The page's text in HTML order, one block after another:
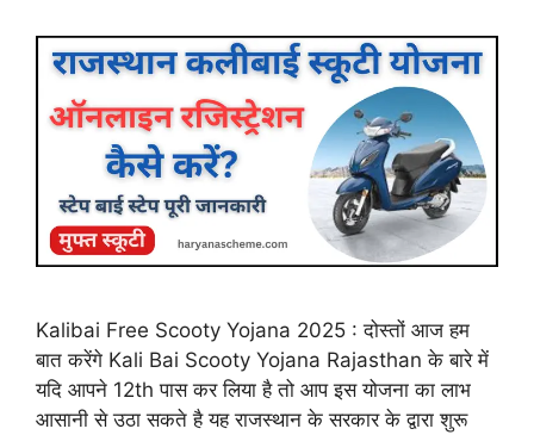
Kalibai Free Scooty Yojana 2025 : दोस्तों आज हम
बात करेंगे Kali Bai Scooty Yojana Rajasthan के बारे में
यदि आपने 12th पास कर लिया है तो आप इस योजना का लाभ
आसानी से उठा सकते है यह राजस्थान के सरकार के द्वारा शुरू